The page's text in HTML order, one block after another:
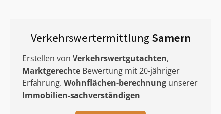
Verkehrswertermittlung Samern
Erstellen von Verkehrswertgutachten,
Marktgerechte Bewertung mit 20-jähriger
Erfahrung. Wohnflächen-berechnung unserer
Immobilien-sachverständigen